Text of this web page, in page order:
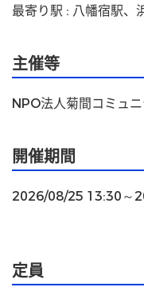
最寄り駅 : 八幡宿駅、
主催等
NPO法人菊間コミュ
開催期間
2026/08/25 13:30～
定員